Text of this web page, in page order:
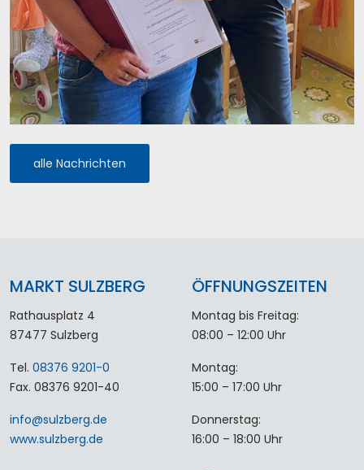
alle Nachrichten
MARKT SULZBERG
Rathausplatz 4
87477 Sulzberg
Tel. 08376 9201-0
Fax. 08376 9201-40
info@sulzberg.de
www.sulzberg.de
ÖFFNUNGSZEITEN
Montag bis Freitag:
08:00 – 12:00 Uhr
Montag:
15:00 – 17:00 Uhr
Donnerstag:
16:00 – 18:00 Uhr